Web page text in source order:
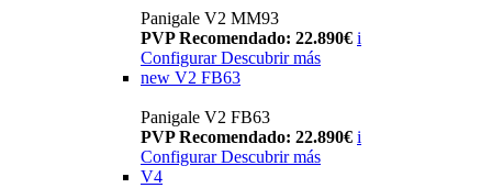
Panigale V2 MM93
PVP Recomendado: 22.890€ i
Configurar Descubrir más
new V2 FB63
Panigale V2 FB63
PVP Recomendado: 22.890€ i
Configurar Descubrir más
V4